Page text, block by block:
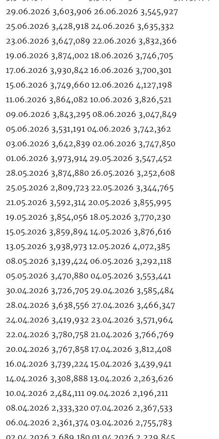
29.06.2026 3,603,906 26.06.2026 3,545,927
25.06.2026 3,428,918 24.06.2026 3,635,332
23.06.2026 3,647,089 22.06.2026 3,832,366
19.06.2026 3,874,002 18.06.2026 3,746,705
17.06.2026 3,930,842 16.06.2026 3,700,301
15.06.2026 3,749,660 12.06.2026 4,127,198
11.06.2026 3,864,082 10.06.2026 3,826,521
09.06.2026 3,843,295 08.06.2026 3,047,849
05.06.2026 3,531,191 04.06.2026 3,742,362
03.06.2026 3,642,839 02.06.2026 3,747,850
01.06.2026 3,973,914 29.05.2026 3,547,452
28.05.2026 3,874,880 26.05.2026 3,252,608
25.05.2026 2,809,723 22.05.2026 3,344,765
21.05.2026 3,592,314 20.05.2026 3,855,995
19.05.2026 3,854,056 18.05.2026 3,770,230
15.05.2026 3,859,894 14.05.2026 3,876,616
13.05.2026 3,938,973 12.05.2026 4,072,385
08.05.2026 3,139,424 06.05.2026 3,292,118
05.05.2026 3,470,880 04.05.2026 3,553,441
30.04.2026 3,726,705 29.04.2026 3,585,484
28.04.2026 3,638,556 27.04.2026 3,466,347
24.04.2026 3,419,932 23.04.2026 3,571,964
22.04.2026 3,780,758 21.04.2026 3,766,769
20.04.2026 3,767,858 17.04.2026 3,812,408
16.04.2026 3,739,224 15.04.2026 3,439,941
14.04.2026 3,308,888 13.04.2026 2,263,626
10.04.2026 2,484,111 09.04.2026 2,196,211
08.04.2026 2,333,320 07.04.2026 2,367,533
06.04.2026 2,361,374 03.04.2026 2,755,783